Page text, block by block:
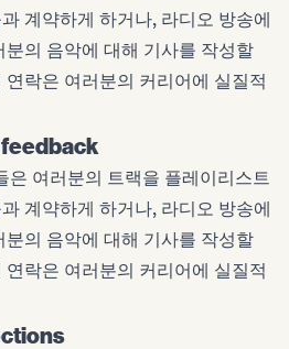
계약하게 하거나, 라디오 방송에
의 음악에 대해 기사를 작성할
락은 여러분의 커리어에 실질적
은 여러분의 트랙을 플레이리스트
계약하게 하거나, 라디오 방송에
의 음악에 대해 기사를 작성할
락은 여러분의 커리어에 실질적